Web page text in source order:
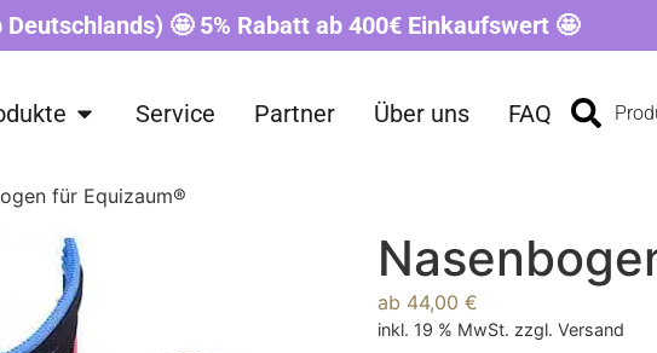
🤩 5% Rabatt ab 400€ Einkaufswert 🤩
Service Partner Über uns FAQ
für Equizaum®
ab 44,00 €
inkl. 19 % MwSt. zzgl. Versand